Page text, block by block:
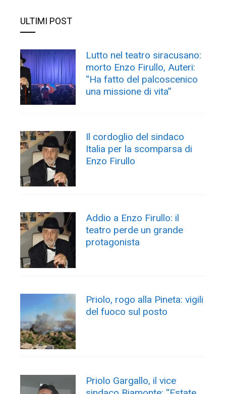
ULTIMI POST
Lutto nel teatro siracusano:
morto Enzo Firullo, Auteri:
“Ha fatto del palcoscenico
una missione di vita”
Il cordoglio del sindaco
Italia per la scomparsa di
Enzo Firullo
Addio a Enzo Firullo: il
teatro perde un grande
protagonista
Priolo, rogo alla Pineta: vigili
del fuoco sul posto
Priolo Gargallo, il vice